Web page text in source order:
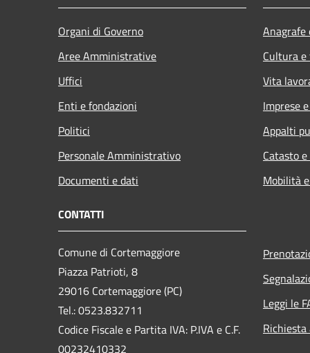
Organi di Governo
Aree Amministrative
Uffici
Enti e fondazioni
Politici
Personale Amministrativo
Documenti e dati
Cultura
Vita
Imprese
Appalti
Catasto
Mobilità
CONTATTI
Comune di Cortemaggiore
Piazza Patrioti, 8
29016 Cortemaggiore (PC)
Tel.: 0523.832711
Codice Fiscale e Partita IVA: P.IVA e C.F.
00232410332
Leggi le